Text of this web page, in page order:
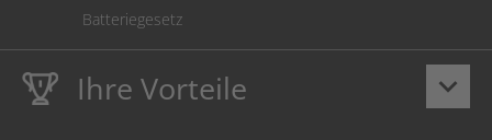
Batteriegesetz
keyboard_arrow_down
Ihre Vorteile